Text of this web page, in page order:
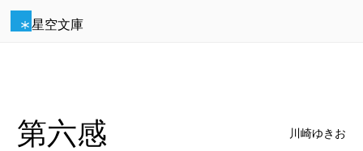
星空文庫
第六感 川崎ゆきお